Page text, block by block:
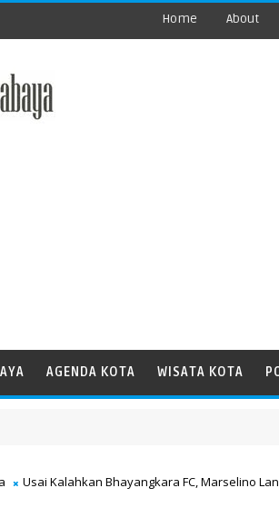
Home About
AGENDA KOTA WISATA KOTA
Usai Kalahkan Bhayangkara FC, Marselino